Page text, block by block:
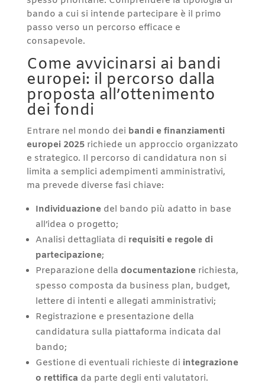
bando a cui si intende partecipare è il primo
passo verso un percorso efficace e
consapevole.
Come avvicinarsi ai bandi
europei: il percorso dalla
proposta all’ottenimento
dei fondi
Entrare nel mondo dei bandi e finanziamenti
europei 2025richiede un approccio organizzato
e strategico. Il percorso di candidatura non si
limita a semplici adempimenti amministrativi,
ma prevede diverse fasi chiave:
Individuazionedel bando più adatto in base
all’idea o progetto;
Analisi dettagliata di requisiti e regole di
partecipazione;
Preparazione della documentazionerichiesta,
spesso composta da business plan, budget,
lettere di intenti e allegati amministrativi;
Registrazione e presentazione della
candidatura sulla piattaforma indicata dal
bando;
Gestione di eventuali richieste di integrazione
o rettifica da parte degli enti valutatori.